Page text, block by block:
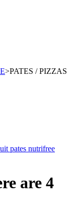
>PATES / PIZZAS
pates nutrifree
are 4